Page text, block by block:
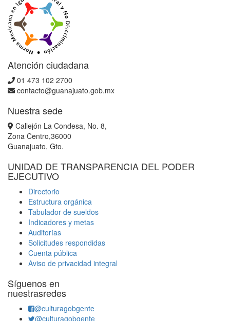
Atención ciudadana
01 473 102 2700
contacto@guanajuato.gob.mx
Nuestra sede
Callejón La Condesa, No. 8,
Zona Centro,36000
Guanajuato, Gto.
UNIDAD DE TRANSPARENCIA DEL PODER
EJECUTIVO
Directorio
Estructura orgánica
Tabulador de sueldos
Indicadores y metas
Auditorías
Solicitudes respondidas
Cuenta pública
Aviso de privacidad integral
Síguenos en
nuestrasredes
@culturagobgente
@culturagobgente